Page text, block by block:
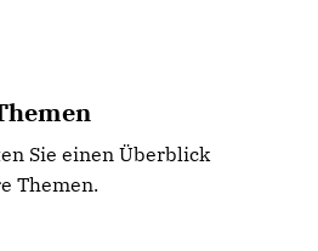
Sie einen Überblick
Themen.